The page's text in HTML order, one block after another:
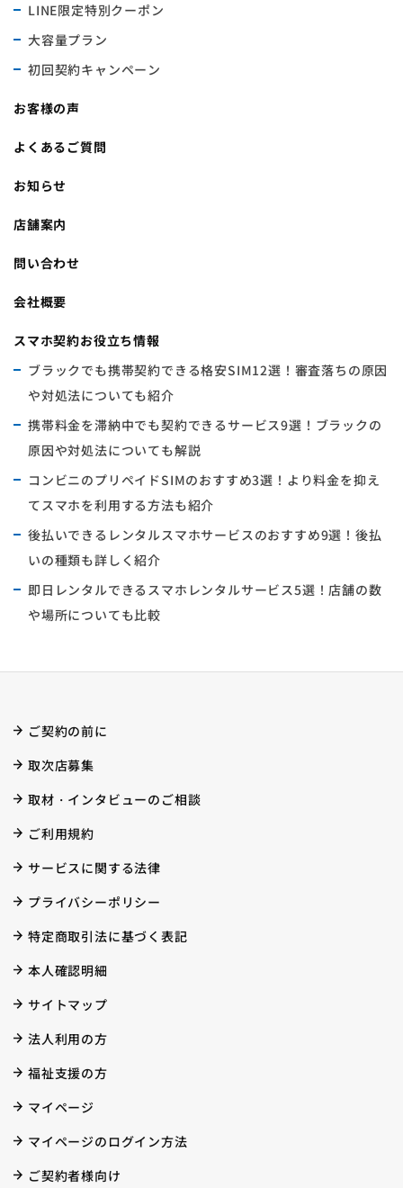
LINE限定特別クーポン
大容量プラン
初回契約キャンペーン
お客様の声
よくあるご質問
お知らせ
店舗案内
問い合わせ
会社概要
スマホ契約お役立ち情報
ブラックでも携帯契約できる格安SIM12選！審査落ちの原因
や対処法についても紹介
携帯料金を滞納中でも契約できるサービス9選！ブラックの
原因や対処法についても解説
コンビニのプリペイドSIMのおすすめ3選！より料金を抑え
てスマホを利用する方法も紹介
後払いできるレンタルスマホサービスのおすすめ9選！後払
いの種類も詳しく紹介
即日レンタルできるスマホレンタルサービス5選！店舗の数
や場所についても比較
ご契約の前に
取次店募集
取材・インタビューのご相談
ご利用規約
サービスに関する法律
プライバシーポリシー
特定商取引法に基づく表記
本人確認明細
サイトマップ
法人利用の方
福祉支援の方
マイページ
マイページのログイン方法
ご契約者様向け